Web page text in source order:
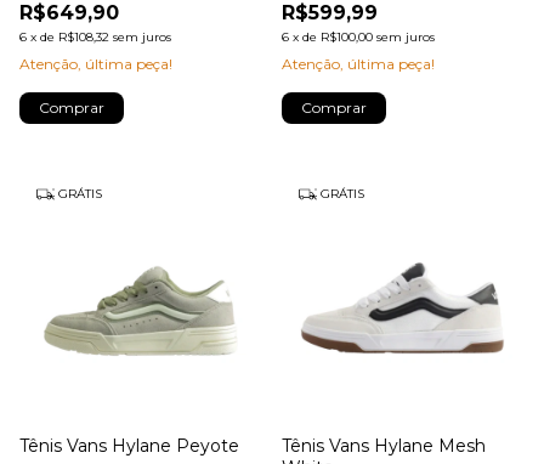
R$649,90
6 x de R$108,32 sem juros
Atenção, última peça!
Comprar
R$599,99
6 x de R$100,00 sem juros
Atenção, última peça!
Comprar
GRÁTIS
Tênis Vans Hylane Peyote
GRÁTIS
Tênis Vans Hylane Mesh